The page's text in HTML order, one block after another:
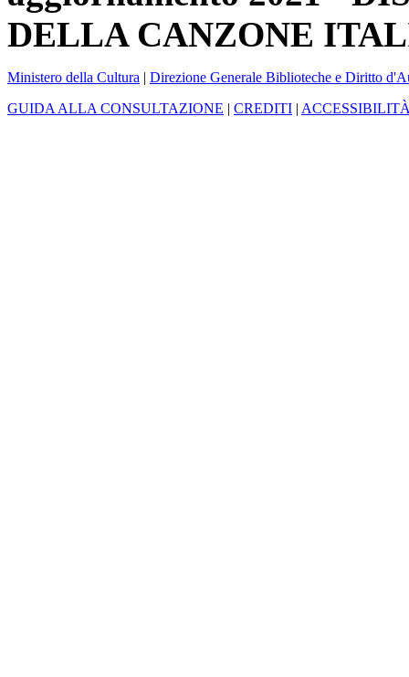
DELLA CANZONE
Ministero della Cultura | Direzione Generale Biblioteche e Diritto
GUIDA ALLA CONSULTAZIONE | CREDITI |